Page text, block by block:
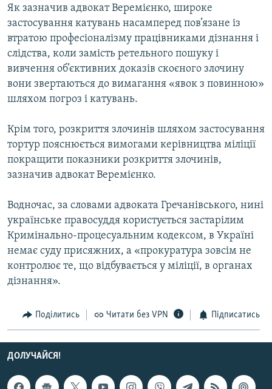
Як зазначив адвокат Веремієнко, широке
застосування катувань насамперед пов’язане із
втратою професіоналізму працівниками дізнання і
слідства, коли замість ретельного пошуку і
вивчення об’єктивних доказів скоєного злочину
вони звертаються до вимагання «явок з повинною»
шляхом погроз і катувань.
Крім того, розкриття злочинів шляхом застосування
тортур пояснюється вимогами керівництва міліції
покращити показники розкриття злочинів,
зазначив адвокат Веремієнко.
Водночас, за словами адвоката Гречанівського, нині
українське правосуддя користується застарілим
Кримінально-процесуальним кодексом, в Україні
немає суду присяжних, а «прокуратура зовсім не
контролює те, що відбувається у міліції, в органах
дізнання».
Поділитись Читати без VPN Підписатись
ДОЛУЧАЙСЯ!